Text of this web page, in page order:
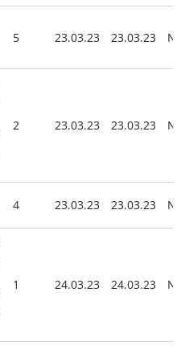
5 23.03.23 23.03.23
2 23.03.23 23.03.23
4 23.03.23 23.03.23
1 24.03.23 24.03.23